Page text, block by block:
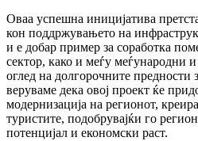
Оваа успешна иницијатива
кон поддржувањето на
и е добар пример за соработка
сектор, како и меѓу меѓународни
оглед на долгорочните
веруваме дека овој проект ќе
модернизација на регионот,
туристите, подобрувајќи го
потенцијал и економски раст.